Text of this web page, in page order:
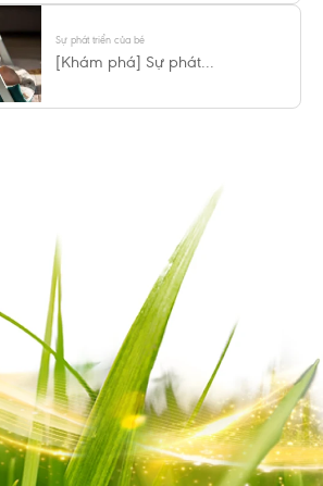
Sự phát triển của bé
[Khám phá] Sự phát...